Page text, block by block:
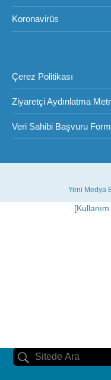
Koronavirüs
Çerez Politikası
Ziyaretçi Aydınlatma
Veri Sahibi Başvuru
Yeni Medya